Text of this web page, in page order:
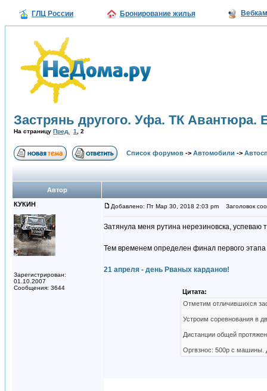
ГЛЦ России Бронирование жилья
Застрянь другого. Уфа. ТК Авантюра.
На страницу Пред. 1 2
Список форумов -> Автомобили ->
Автор
КУКИН
Зарегистрирован:
01.10.2007
Сообщения: 3644
Добавлено: Пт Мар 30, 2018 2:03 pm Заголовок
Затянула меня рутина нерезиновска, успеваю
Тем временем определен финал первого этапа
21 апреля - день Рваных карданов!
Цитата:
Отметим отличившихся
Устроим соревнования в
Дистанции общей
Оргвзнос: 500р с машины.